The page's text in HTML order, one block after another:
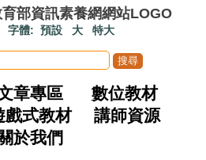
字體: 預設 大 特大
章專區
數位教材
戲式教材
講師資源
關於我們